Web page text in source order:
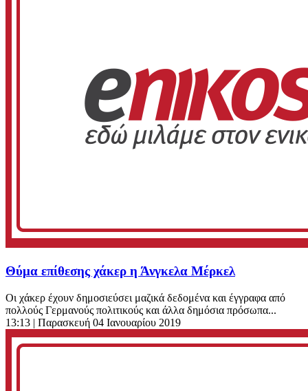
Θύμα επίθεσης χάκερ η Άνγκελα Μέρκελ
Οι χάκερ έχουν δημοσιεύσει μαζικά δεδομένα και έγγραφα από
πολλούς Γερμανούς πολιτικούς και άλλα δημόσια πρόσωπα...
13:13 | Παρασκευή 04 Ιανουαρίου 2019